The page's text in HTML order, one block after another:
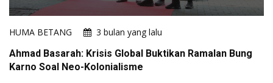
HUMA BETANG
3 bulan yang lalu
Ahmad Basarah: Krisis Global Buktikan Ramalan Bung
Karno Soal Neo-Kolonialisme